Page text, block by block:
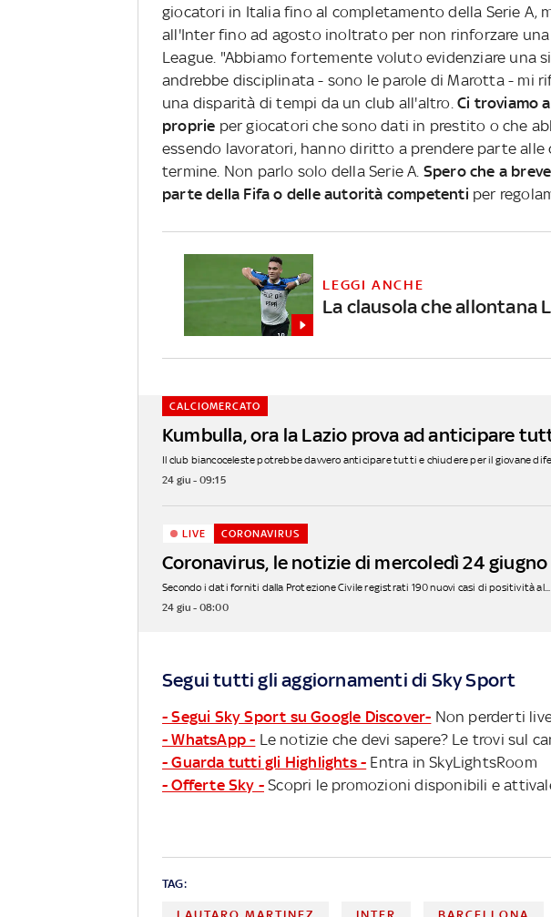
giocatori in Italia fino al completamento della Serie A,
all'Inter fino ad agosto inoltrato per non rinforzare una
League. "Abbiamo fortemente voluto evidenziare una
andrebbe disciplinata - sono le parole di Marotta - mi
una disparità di tempi da un club all'altro.Ci troviamo
proprie per giocatori che sono dati in prestito o che
essendo lavoratori, hanno diritto a prendere parte alle
termine. Non parlo solo della Serie A. Spero che a
parte della Fifa o delle autorità competenti per
LEGGI ANCHE
La clausola che allontana
Kumbulla, ora la Lazio prova ad anticipare
CALCIOMERCATO
Il club biancoceleste potrebbe davvero anticipare tutti e chiudere per il giovane
24 giu - 09:15
Coronavirus, le notizie di mercoledì 24 giugno
LIVE CORONAVIRUS
Secondo i dati forniti dalla Protezione Civile registrati 190 nuovi casi di positività al...
24 giu - 08:00
Segui tutti gli aggiornamenti di Sky Sport
- Segui Sky Sport su Google Discover- Non perderti
- WhatsApp - Le notizie che devi sapere? Le trovi sul
- Guarda tutti gli Highlights - Entra in SkyLightsRoom
- Offerte Sky - Scopri le promozioni disponibili e
TAG: